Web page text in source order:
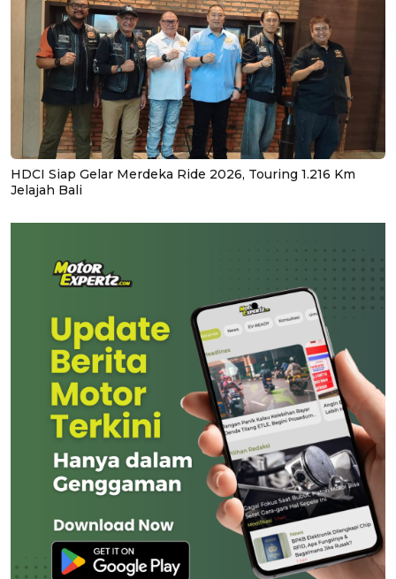
HDCI Siap Gelar Merdeka Ride 2026, Touring 1.216 Km
Jelajah Bali